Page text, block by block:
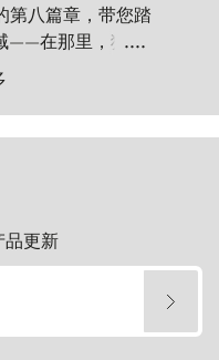
第八篇章，带您踏
——在那里，狂风
百内塔（Torres
，傲然向苍穹发
....
品更新